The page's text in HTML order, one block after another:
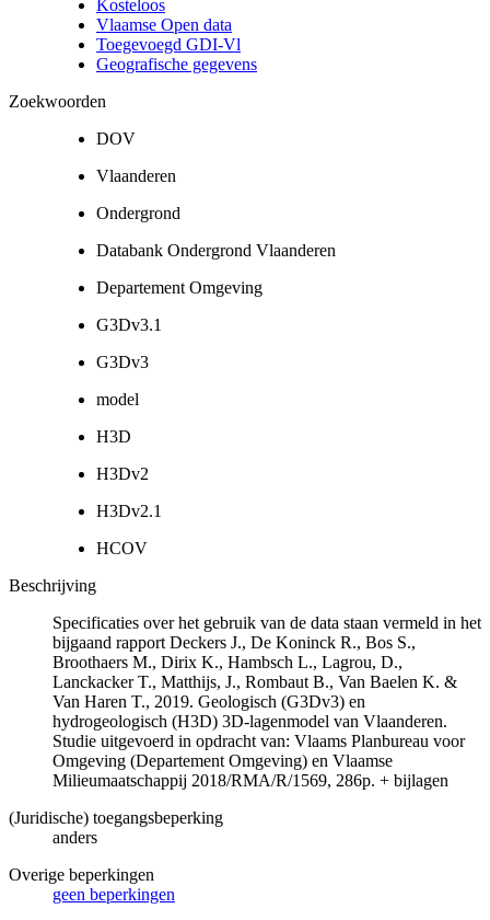
Kosteloos
Vlaamse Open data
Toegevoegd GDI-Vl
Geografische gegevens
Zoekwoorden
DOV
Vlaanderen
Ondergrond
Databank Ondergrond Vlaanderen
Departement Omgeving
G3Dv3.1
G3Dv3
model
H3D
H3Dv2
H3Dv2.1
HCOV
Beschrijving
Specificaties over het gebruik van de data staan vermeld in het
bijgaand rapport Deckers J., De Koninck R., Bos S.,
Broothaers M., Dirix K., Hambsch L., Lagrou, D.,
Lanckacker T., Matthijs, J., Rombaut B., Van Baelen K. &
Van Haren T., 2019. Geologisch (G3Dv3) en
hydrogeologisch (H3D) 3D-lagenmodel van Vlaanderen.
Studie uitgevoerd in opdracht van: Vlaams Planbureau voor
Omgeving (Departement Omgeving) en Vlaamse
Milieumaatschappij 2018/RMA/R/1569, 286p. + bijlagen
(Juridische) toegangsbeperking
anders
Overige beperkingen
geen beperkingen